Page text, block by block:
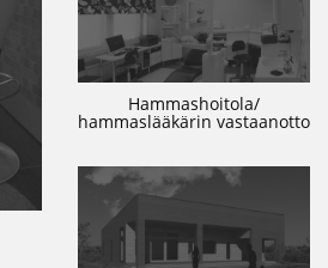
Hammashoitola/
hammaslääkärin vastaanotto